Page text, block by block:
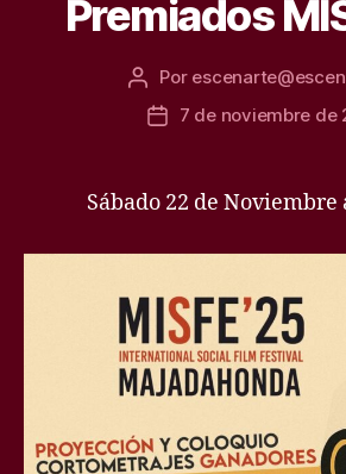
Premiados
Autor
de
la
Por
Fecha
entrada
7 de noviembre de
Sábado 22 de Noviembre